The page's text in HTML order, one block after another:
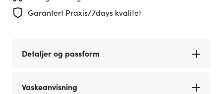
Garantert Praxis/7days kvalitet
Detaljer og passform
Vaskeanvisning